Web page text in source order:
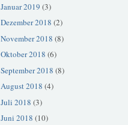
Januar 2019 (3)
Dezember 2018 (2)
November 2018 (8)
Oktober 2018 (6)
September 2018 (8)
August 2018 (4)
Juli 2018 (3)
Juni 2018 (10)